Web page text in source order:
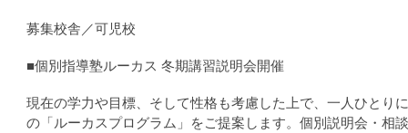
募集校舎／可児校
■個別指導塾ルーカス 冬期講習説明会開催
現在の学力や目標、そして性格も考慮した上で、一人ひとり
の「ルーカスプログラム」をご提案します。個別説明会・相